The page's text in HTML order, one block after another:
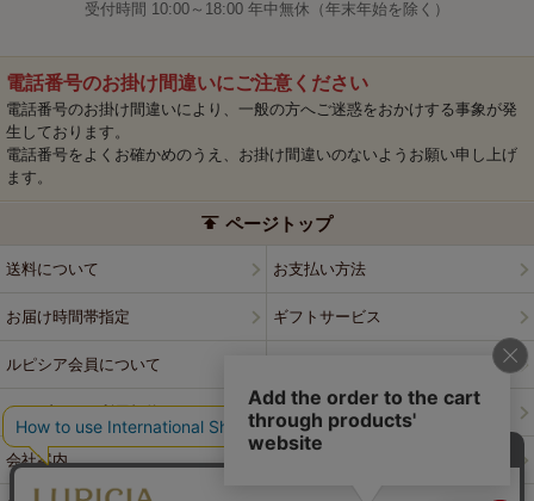
受付時間 10:00～18:00 年中無休（年末年始を除く）
電話番号のお掛け間違いにご注意ください
電話番号のお掛け間違いにより、一般の方へご迷惑をおかけする事象が発
生しております。
電話番号をよくお確かめのうえ、お掛け間違いのないようお願い申し上げ
ます。
ページトップ
送料について お支払い方法
お届け時間帯指定 ギフトサービス
ルピシア会員について
ウェブサイト利用規約 特定商取引法に基づく表記
会社案内